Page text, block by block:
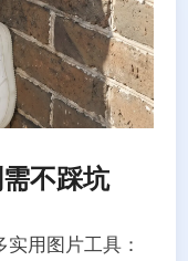
不踩坑
用图片工具：